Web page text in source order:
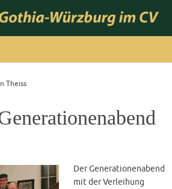
Theiss
Der Generationenabend
mit der Verleihung